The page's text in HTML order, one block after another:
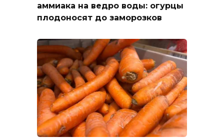
аммиака на ведро воды: огурцы
плодоносят до заморозков